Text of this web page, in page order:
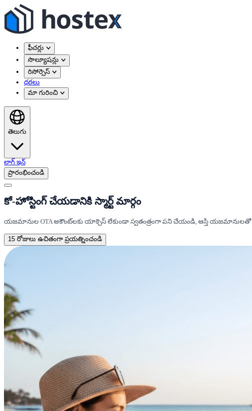
ఫీచర్లు
సొల్యూషన్లు
రిసోర్సెస్
ధరలు
మా గురించి
తెలుగు
లాగ్ ఇన్
ప్రారంభించండి
కో-హోస్టింగ్ చేయడానికి స్మార్ట్ మార్గం
యజమానుల OTA అకౌంట్‌లకు యాక్సెస్ లేకుండా స్వతంత్రంగా పని చేయండి, ఆస్తి యజమానులతో
15 రోజులు ఉచితంగా ప్రయత్నించండి